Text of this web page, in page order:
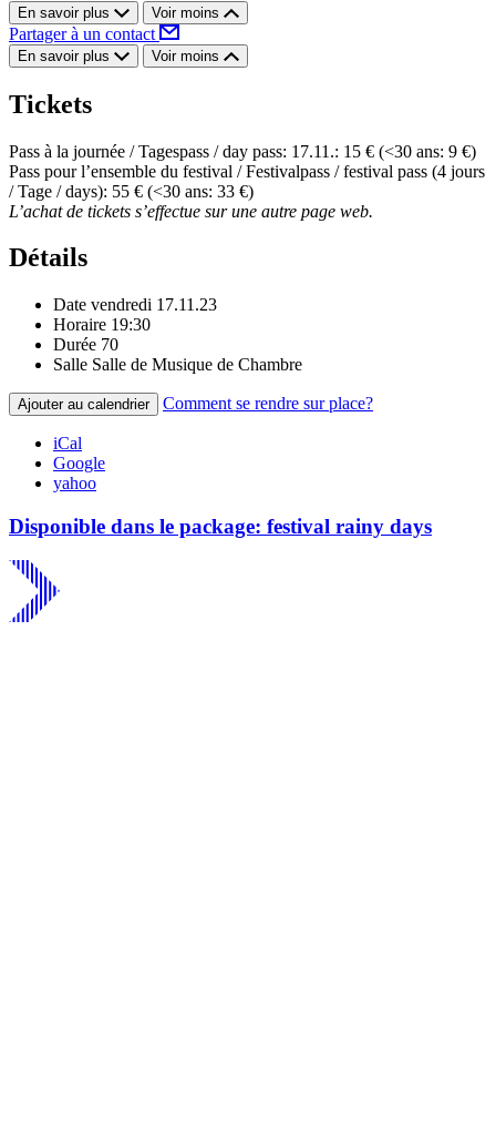
En savoir plus Voir moins
Partager à un contact
En savoir plus Voir moins
Tickets
Pass à la journée / Tagespass / day pass: 17.11.: 15 € (<30 ans: 9 €)
Pass pour l’ensemble du festival / Festivalpass / festival pass (4 jours
/ Tage / days): 55 € (<30 ans: 33 €)
L’achat de tickets s’effectue sur une autre page web.
Détails
Date vendredi 17.11.23
Horaire 19:30
Durée 70
Salle Salle de Musique de Chambre
Ajouter au calendrier Comment se rendre sur place?
iCal
Google
yahoo
Disponible dans le package: festival rainy days